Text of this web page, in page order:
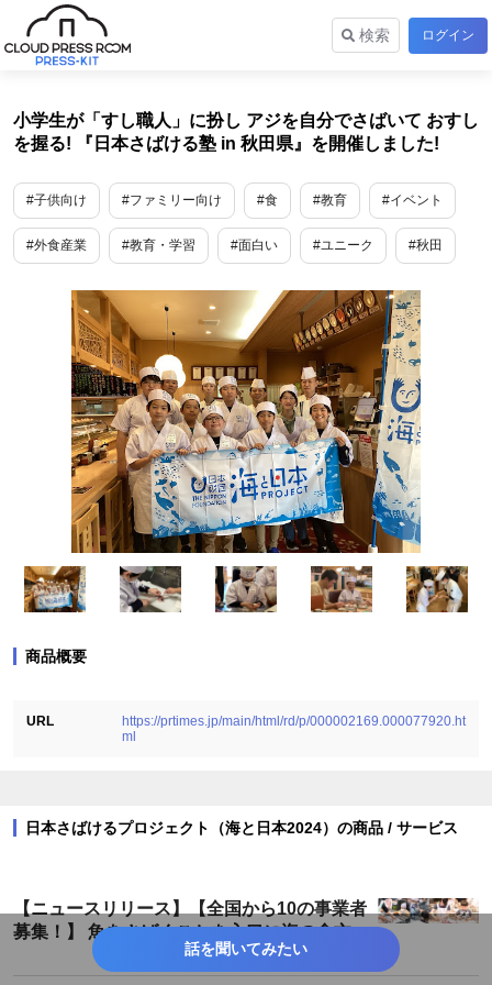
検索 ログイン
小学生が「すし職人」に扮し アジを自分でさばいて おすし
を握る! 『日本さばける塾 in 秋田県』を開催しました!
#子供向け #ファミリー向け #食 #教育 #イベント
#外食産業 #教育・学習 #面白い #ユニーク #秋田
商品概要
URL
https://prtimes.jp/main/html/rd/p/000002169.000077920.ht
ml
日本さばけるプロジェクト（海と日本2024）の商品 / サービス
【ニュースリリース】【全国から10の事業者
募集！】 魚をさばくことを入口に海の食文化
を継承し、輪を広げるプロジェクト 「日本さ
ばける塾」を開催！
話を聞いてみたい